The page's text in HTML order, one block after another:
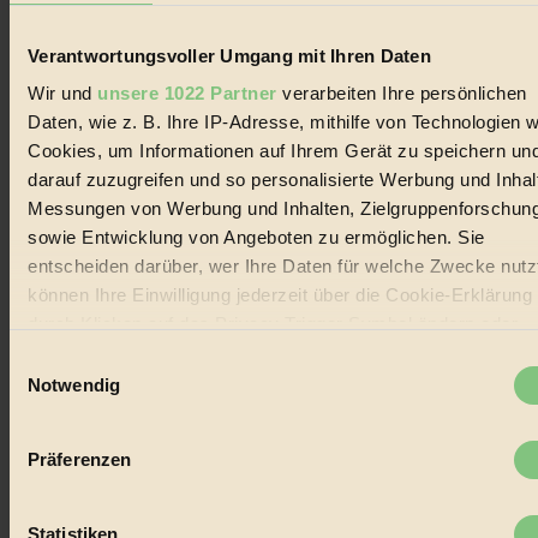
Verantwortungsvoller Umgang mit Ihren Daten
Wir und unsere 1022 Partner verarbeiten Ihre persönlichen
Daten, wie z. B. Ihre IP-Adresse, mithilfe von Technologien
Cookies, um Informationen auf Ihrem Gerät zu speichern
darauf zuzugreifen und so personalisierte Werbung und
Messungen von Werbung und Inhalten,
sowie Entwicklung von Angeboten zu ermöglichen. Sie
entscheiden darüber, wer Ihre Daten für welche Zwecke
können Ihre Einwilligung jederzeit über die Cookie-Erklärung
Informationen über Ihre geografische Lage erfassen,
welche bis auf einige Meter genau sein können
Merkmalen (Fingerprinting) identifizieren
Notwendig
Präferenzen
Statistiken
Lebenswandel. Es ist eine moderne Plattform für Ideen, Menschen
Handels mit Bioprodukten, des Fair-Trade sowie der Branche
alternativer Energien.
Social Media
22.601 Fans auf Facebook
3.415 Follower auf Twitter
Folge uns auf Instagram
Themen